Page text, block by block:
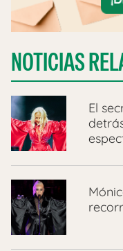
NOTICIAS
El